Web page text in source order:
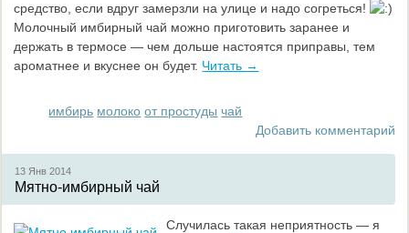
средство, если вдруг замерзли на улице и надо согреться!
Молочный имбирный чай можно приготовить заранее и
держать в термосе — чем дольше настоятся приправы, тем
ароматнее и вкуснее он будет. Читать →
имбирь молоко от простуды чай
Добавить комментарий
13 Янв2014
Мятно-имбирный чай
Случилась такая неприятность — я